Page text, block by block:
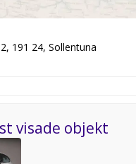
191 24, Sollentuna
visade objekt